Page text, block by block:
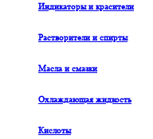
Индикаторы и красители
Растворители и спирты
Масла и смазки
Охлаждающая жидкость
Кислоты